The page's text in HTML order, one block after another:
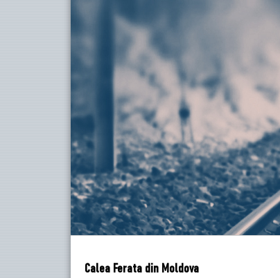
Calea Ferata din Moldova